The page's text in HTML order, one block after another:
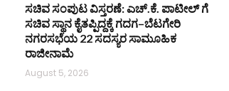
ಸಚಿವ ಸಂಪುಟ ವಿಸ್ತರಣೆ: ಎಚ್.ಕೆ. ಪಾಟೀಲ್ ಗೆ
ಸಚಿವ ಸ್ಥಾನ ಕೈತಪ್ಪಿದ್ದಕ್ಕೆ ಗದಗ–ಬೆಟಗೇರಿ
ನಗರಸಭೆಯ 22 ಸದಸ್ಯರ ಸಾಮೂಹಿಕ
ರಾಜೀನಾಮೆ
August 5, 2026